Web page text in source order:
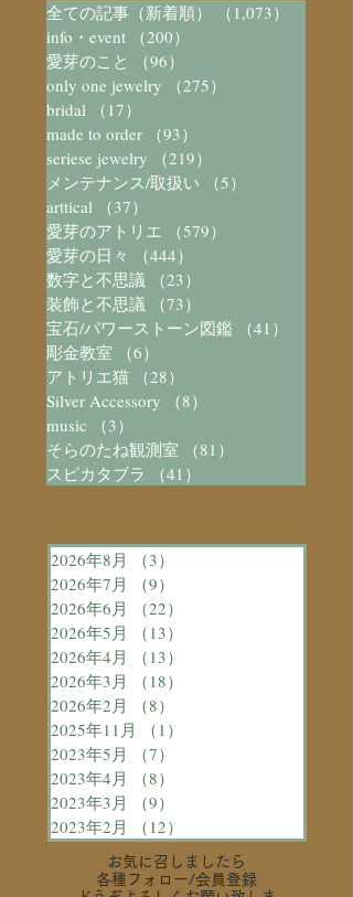
全ての記事（新着順） （1,073）
info・event
（200）
愛芽のこと
（96）
only one jewelry
（275）
bridal
（17）
made to order
（93）
seriese jewelry
（219）
メンテナンス/取扱い
（5）
arttical
（37）
愛芽のアトリエ
（579）
愛芽の日々
（444）
数字と不思議
（23）
装飾と不思議
（73）
宝石/パワーストーン図鑑
（41）
彫金教室
（6）
アトリエ猫
（28）
Silver Accessory
（8）
music
（3）
そらのたね観測室
（81）
スピカタブラ
（41）
2026年8月 （3）
2026年7月
（9）
2026年6月
（22）
2026年5月
（13）
2026年4月
（13）
2026年3月
（18）
2026年2月
（8）
2025年11月
（1）
2023年5月
（7）
2023年4月
（8）
2023年3月
（9）
2023年2月
（12）
お気に召しましたら
各種フォロー/会員登録